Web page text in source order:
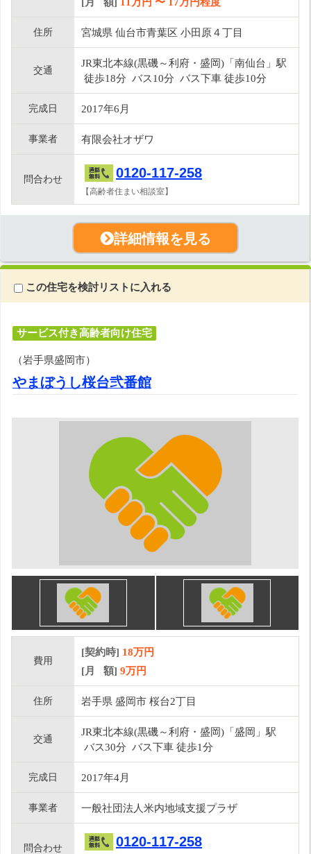
住所 宮城県 仙台市青葉区 小田原４丁目
交通
JR東北本線(黒磯～利府・盛岡)「南仙台」駅
徒歩18分 バス10分 バス下車 徒歩10分
完成日 2017年6月
事業者 有限会社オザワ
問合わせ 0120-117-258
【高齢者住まい相談室】
詳細情報を見る
この住宅を検討リストに入れる
サービス付き高齢者向け住宅
（岩手県盛岡市）
やまぼうし桜台弐番館
費用
[契約時] 18万円
[月 額] 9万円
住所 岩手県 盛岡市 桜台2丁目
交通
JR東北本線(黒磯～利府・盛岡)「盛岡」駅
バス30分 バス下車 徒歩1分
完成日 2017年4月
事業者 一般社団法人米内地域支援プラザ
問合わせ 0120-117-258